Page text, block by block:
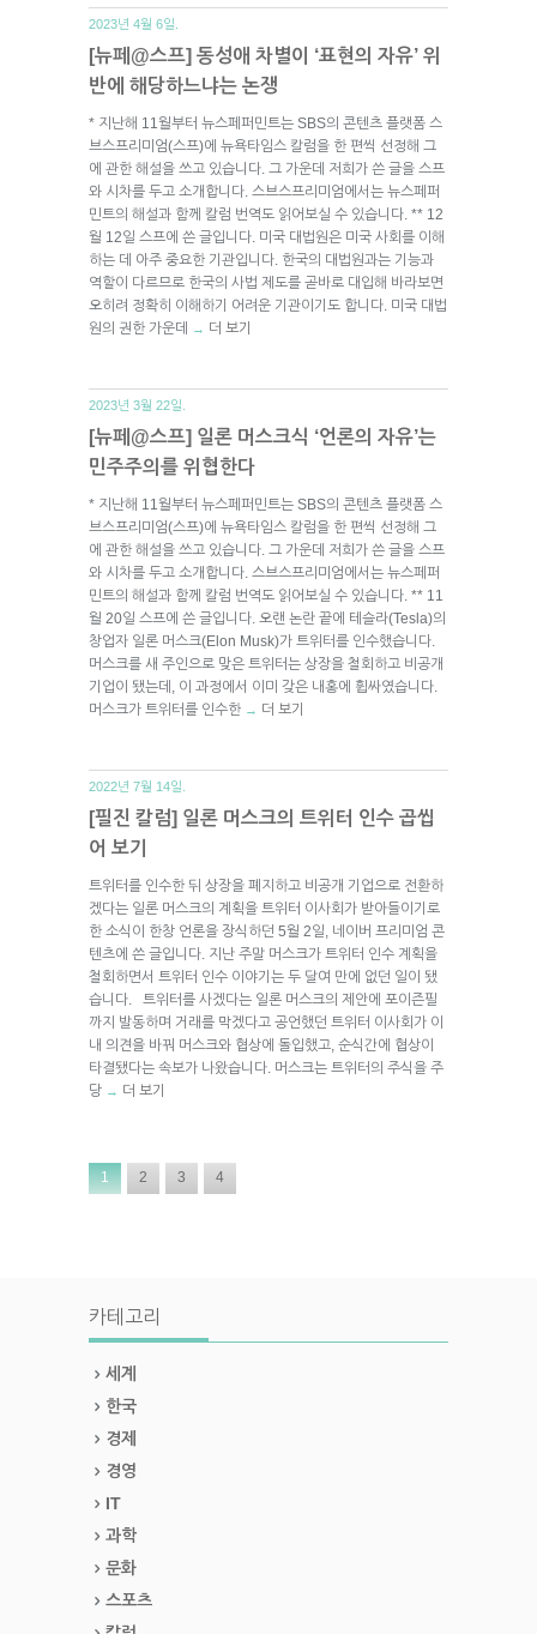
2023년 4월 6일.
[뉴페@스프] 동성애 차별이 ‘표현의 자유’ 위
반에 해당하느냐는 논쟁
* 지난해 11월부터 뉴스페퍼민트는 SBS의 콘텐츠 플랫폼 스
브스프리미엄(스프)에 뉴욕타임스 칼럼을 한 편씩 선정해 그
에 관한 해설을 쓰고 있습니다. 그 가운데 저희가 쓴 글을 스프
와 시차를 두고 소개합니다. 스브스프리미엄에서는 뉴스페퍼
민트의 해설과 함께 칼럼 번역도 읽어보실 수 있습니다. ** 12
월 12일 스프에 쓴 글입니다. 미국 대법원은 미국 사회를 이해
하는 데 아주 중요한 기관입니다. 한국의 대법원과는 기능과
역할이 다르므로 한국의 사법 제도를 곧바로 대입해 바라보면
오히려 정확히 이해하기 어려운 기관이기도 합니다. 미국 대법
원의 권한 가운데
→ 더 보기
2023년 3월 22일.
[뉴페@스프] 일론 머스크식 ‘언론의 자유’는
민주주의를 위협한다
* 지난해 11월부터 뉴스페퍼민트는 SBS의 콘텐츠 플랫폼 스
브스프리미엄(스프)에 뉴욕타임스 칼럼을 한 편씩 선정해 그
에 관한 해설을 쓰고 있습니다. 그 가운데 저희가 쓴 글을 스프
와 시차를 두고 소개합니다. 스브스프리미엄에서는 뉴스페퍼
민트의 해설과 함께 칼럼 번역도 읽어보실 수 있습니다. ** 11
월 20일 스프에 쓴 글입니다. 오랜 논란 끝에 테슬라(Tesla)의
창업자 일론 머스크(Elon Musk)가 트위터를 인수했습니다.
머스크를 새 주인으로 맞은 트위터는 상장을 철회하고 비공개
기업이 됐는데, 이 과정에서 이미 갖은 내홍에 휩싸였습니다.
머스크가 트위터를 인수한 → 더 보기
2022년 7월 14일.
[필진 칼럼] 일론 머스크의 트위터 인수 곱씹
어 보기
트위터를 인수한 뒤 상장을 폐지하고 비공개 기업으로 전환하
겠다는 일론 머스크의 계획을 트위터 이사회가 받아들이기로
한 소식이 한창 언론을 장식하던 5월 2일, 네이버 프리미엄 콘
텐츠에 쓴 글입니다. 지난 주말 머스크가 트위터 인수 계획을
철회하면서 트위터 인수 이야기는 두 달여 만에 없던 일이 됐
습니다. 트위터를 사겠다는 일론 머스크의 제안에 포이즌필
까지 발동하며 거래를 막겠다고 공언했던 트위터 이사회가 이
내 의견을 바꿔 머스크와 협상에 돌입했고, 순식간에 협상이
타결됐다는 속보가 나왔습니다. 머스크는 트위터의 주식을 주
당 → 더 보기
1 2 3 4
카테고리
세계
한국
경제
경영
IT
과학
문화
스포츠